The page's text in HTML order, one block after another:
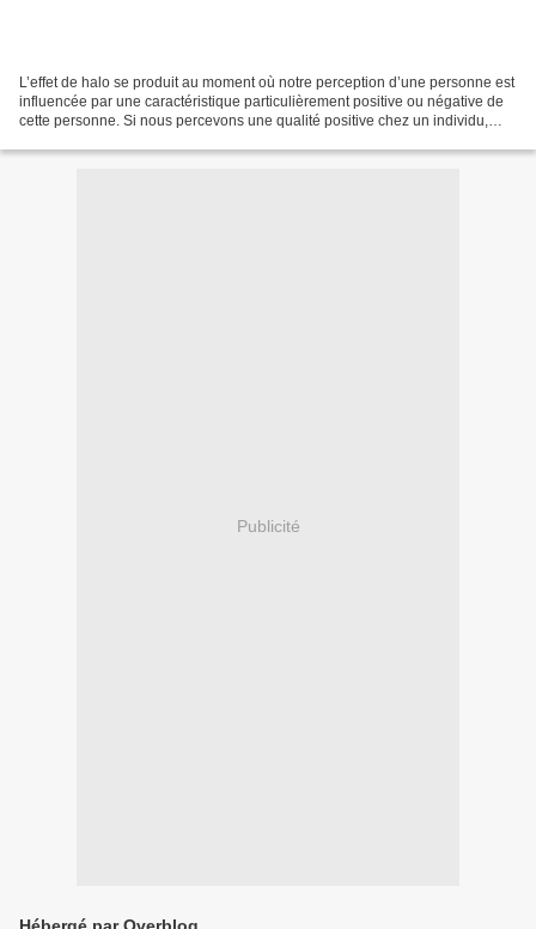
L’effet de halo se produit au moment où notre perception d’une personne est
influencée par une caractéristique particulièrement positive ou négative de
cette personne. Si nous percevons une qualité positive chez un individu,
Publicité